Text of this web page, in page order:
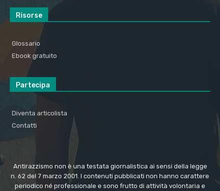
Risorse
Glossario
Ebook gratuito
Partecipa
Diventa articolista
Contatti
Antirazzismo non è una testata giornalistica ai sensi della legge
n. 62 del 7 marzo 2001. I contenuti pubblicati non hanno carattere
periodico né professionale e sono frutto di attività volontaria e